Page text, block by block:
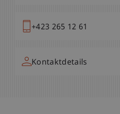
+423 265 12 61
Kontaktdetails